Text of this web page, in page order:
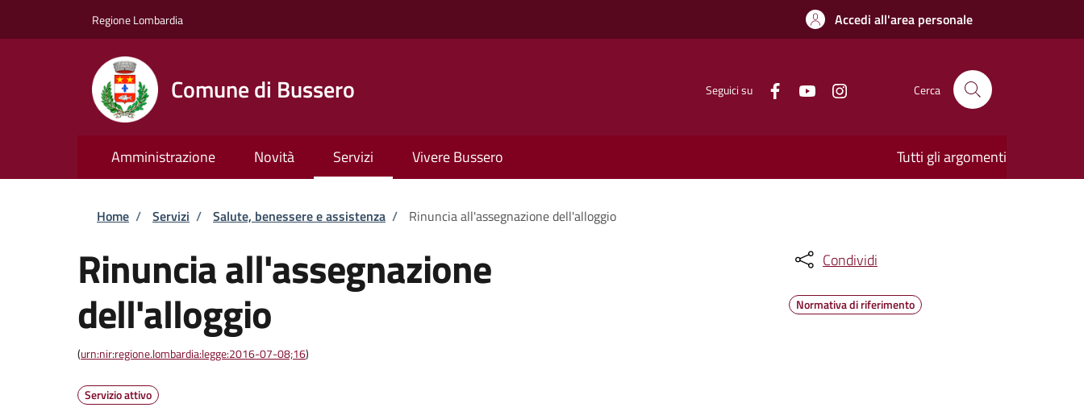
Regione Lombardia Accedi all'area personale
Comune di Bussero Seguici su Cerca
Amministrazione Novità Servizi Vivere Bussero Tutti gli argomenti
Briciole di pane
Home / Servizi / Salute, benessere e assistenza / Rinuncia all'assegnazione dell'alloggio
Rinuncia all'assegnazione
dell'alloggio
(urn:nir:regione.lombardia:legge:2016-07-08;16)
Servizio attivo
Condividi
Normativa di riferimento